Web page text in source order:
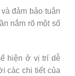
đảm bảo tuân
nắm rõ một số
hiện ở vị trí dễ
các chi tiết của